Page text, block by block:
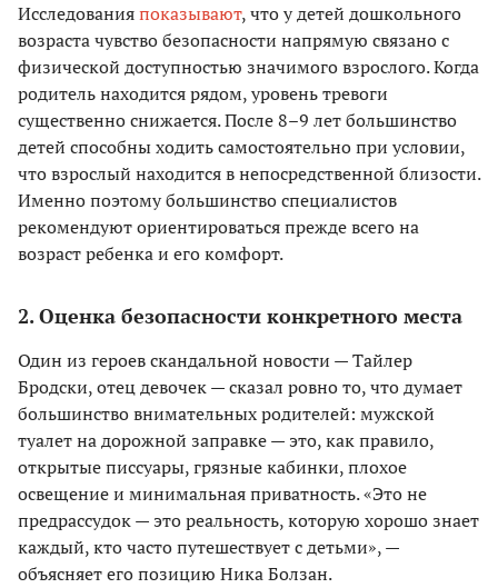
Исследованияпоказывают, что у детей дошкольного
возраста чувство безопасности напрямую связано с
физической доступностью значимого взрослого. Когда
родитель находится рядом, уровень тревоги
существенно снижается. После 8–9 лет большинство
детей способны ходить самостоятельно при условии,
что взрослый находится в непосредственной близости.
Именно поэтому большинство специалистов
рекомендуют ориентироваться прежде всего на
возраст ребенка и его комфорт.
2. Оценка безопасности конкретного места
Один из героев скандальной новости — Тайлер
Бродски, отец девочек — сказал ровно то, что думает
большинство внимательных родителей: мужской
туалет на дорожной заправке — это, как правило,
открытые писсуары, грязные кабинки, плохое
освещение и минимальная приватность. «Это не
предрассудок — это реальность, которую хорошо знает
каждый, кто часто путешествует с детьми», —
объясняет его позицию Ника Болзан.